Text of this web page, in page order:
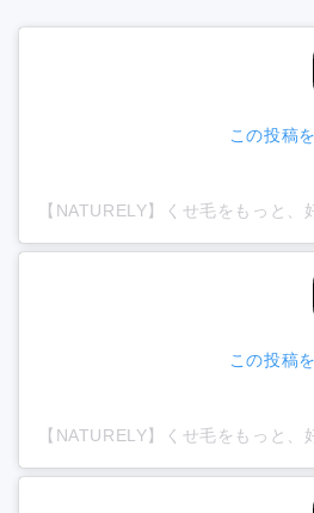
この投稿
【NATURELY】くせ毛をもっと
この投稿
【NATURELY】くせ毛をもっと